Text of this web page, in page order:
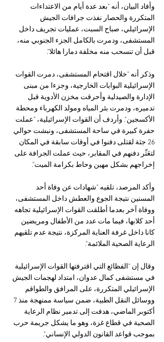
وأفاد البيان، أنه "بعد عدة أيام من الاعتداءات
المتكررة والحصار نفذت جرافات الجيش
الإسرائيلي، صباح السبت، عمليات تجريف داخل
المستشفى، ودمرت بالكامل الجزء الجنوبي منه،
قبل أن تنسحب منه مخلفة دمارا هائلا".
وذكر أنه "خلال اقتحام المستشفى، دمرت القوات
الإسرائيلية البوابات الخارجية، وجزءا من مبنى
الإدارة والصيدلية وأحرقت مخزن الأدوية قبل
تدميره، ودمرت بئر المياه ومولد الكهرباء ومحطة
الأكسجين". وأردف أن القوات الإسرائيلية، "عملت
حفرة كبيرة في ساحة المستشفى، ونبشت حوالي
26 جثة لقتلى دفنوا في أوقات سابقة في المكان
لتعَثّر دفنهم في المقابر، حيث عملت الجرافة على
إخراجهم بشكل مهين وحاط بكرامة الميت".
وأكد المرصد، تلقيه "شهادات عن وفاة أحد
المسنين نتيجة الجوع والعطش داخل المستشفى،
ووفاة آخر بعدما أطلقت القوات الإسرائيلية تجاهه
أحد كلابها، فيما مات عدد من الأطفال ومريضين
كانا داخل غرفة العناية المركزة، نتيجة عدم تلقيهم
الرعاية الصحية الملائمة".
وقال إن "الفظائع التي اقترفتها القوات الإسرائيلية
في مستشفى كمال عدوان، امتداد لهجمات الجيش
الإسرائيلي المتكررة، على المرافق والطواقم
أكتوبر الماضي، هدفت إلى تدمير نظام الرعاية
الصحية في قطاع غزة، وهو ما يشكل جريمة حرب
بموجب قواعد القانون الدولي الإنساني".